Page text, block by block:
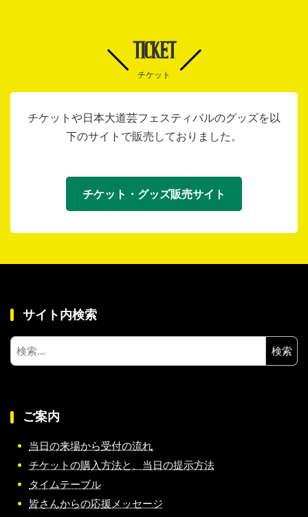
TICKET
チケット
チケットや日本大道芸フェスティバルのグッズを以
下のサイトで販売しておりました。
チケット・グッズ販売サイト
サイト内検索
検
索:
ご案内
当日の来場から受付の流れ
チケットの購入方法と、当日の提示方法
タイムテーブル
皆さんからの応援メッセージ